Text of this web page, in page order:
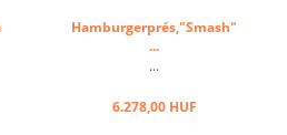
Hamburgerprés,"Smash"
...
...
6.278,00 HUF